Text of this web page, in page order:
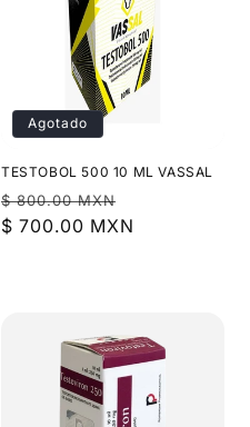
Agotado
TESTOBOL 500 10 ML VASSAL
Precio
habitual
$ 800.00 MXN
de
$ 700.00 MXN